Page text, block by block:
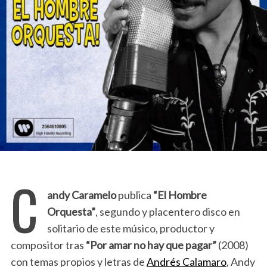
C andy Caramelopublica “El Hombre
Orquesta”, segundo y placentero disco en
solitario de este músico, productor y
compositor tras “Por amar no hay que pagar”(2008)
con temas propios y letras deAndrés Calamaro, Andy